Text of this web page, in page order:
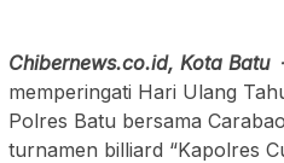
Chibernews.co.id, Kota Batu
memperingati Hari Ulang
Polres Batu bersama
turnamen billiard “Kapolres